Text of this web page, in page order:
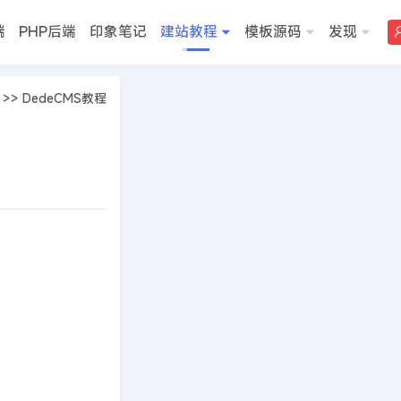
PHP后端 印象笔记 建站教程 模板源码 发现
>> DedeCMS教程